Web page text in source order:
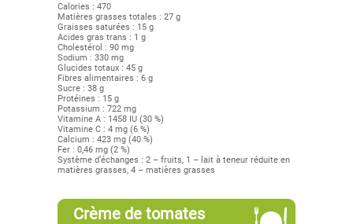
Calories : 470
Matières grasses totales : 27 g
Graisses saturées : 15 g
Acides gras trans : 1 g
Cholestérol : 90 mg
Sodium : 330 mg
Glucides totaux : 45 g
Fibres alimentaires : 6 g
Sucre : 38 g
Protéines : 15 g
Potassium : 722 mg
Vitamine A : 1458 IU (30 %)
Vitamine C : 4 mg (6 %)
Calcium : 423 mg (40 %)
Fer : 0,46 mg (2 %)
Système d’échanges : 2 – fruits, 1 – lait à teneur réduite en
matières grasses, 4 – matières grasses
Crème de tomates